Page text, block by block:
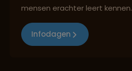
mensen erachter leert kennen.
Infodagen